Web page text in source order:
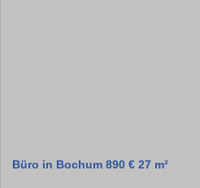
Büro in Bochum 890 € 27 m²